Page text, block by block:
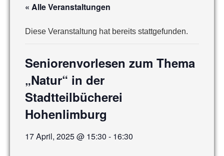
« Alle Veranstaltungen
Diese Veranstaltung hat bereits stattgefunden.
Seniorenvorlesen zum Thema
„Natur“ in der
Stadtteilbücherei
Hohenlimburg
17 April, 2025 @ 15:30 - 16:30